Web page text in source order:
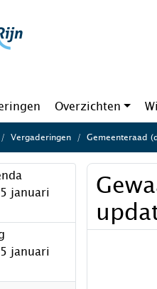
Overzichten
Vergaderingen Gemeenteraad
januari
januari